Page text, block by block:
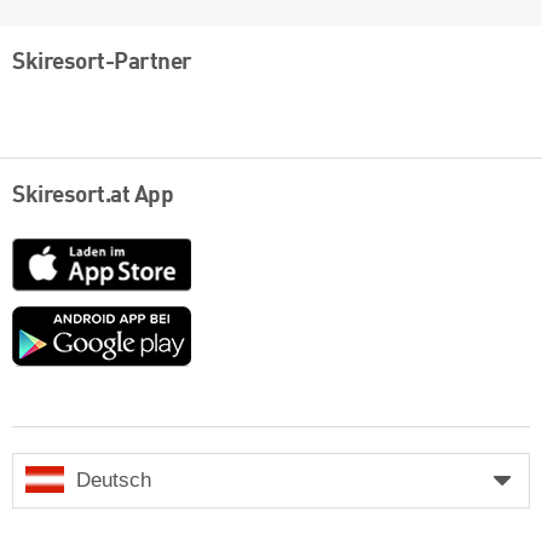
Skiresort-Partner
Skiresort.at App
App
Store
Google
Deutsch